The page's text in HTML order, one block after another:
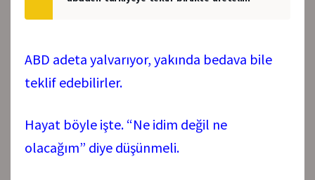
ABD adeta yalvarıyor, yakında bedava bile
teklif edebilirler.
Hayat böyle işte. “Ne idim değil ne
olacağım” diye düşünmeli.